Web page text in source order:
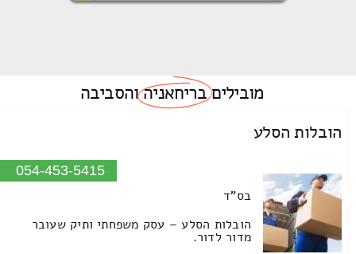
מוביליםבריחאניהוהסביבה
הובלות הסלע
054-453-5415
בס"ד
הובלות הסלע – עסק משפחתי ותיק שעובר
מדור לדור.